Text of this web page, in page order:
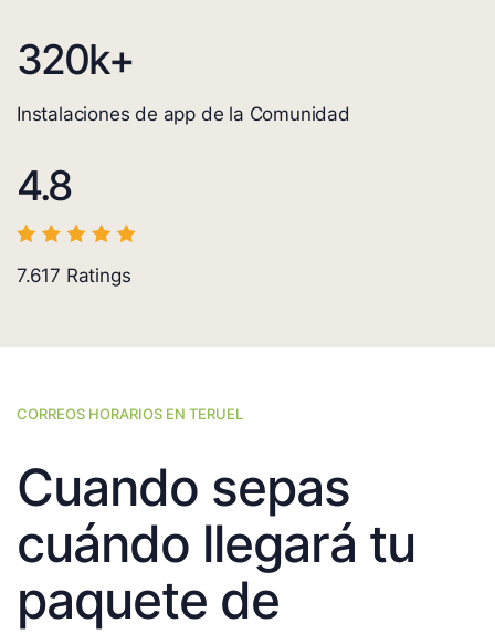
320k+
Instalaciones de app de la Comunidad
4.8
7.617 Ratings
CORREOS HORARIOS EN TERUEL
Cuando sepas
cuándo llegará tu
paquete de